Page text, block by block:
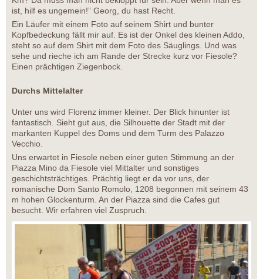
ist, hilf es ungemein!” Georg, du hast Recht.
Ein Läufer mit einem Foto auf seinem Shirt und bunter
Kopfbedeckung fällt mir auf. Es ist der Onkel des kleinen Addo,
steht so auf dem Shirt mit dem Foto des Säuglings. Und was
sehe und rieche ich am Rande der Strecke kurz vor Fiesole?
Einen prächtigen Ziegenbock.
Durchs Mittelalter
Unter uns wird Florenz immer kleiner. Der Blick hinunter ist
fantastisch. Sieht gut aus, die Silhouette der Stadt mit der
markanten Kuppel des Doms und dem Turm des Palazzo
Vecchio.
Uns erwartet in Fiesole neben einer guten Stimmung an der
Piazza Mino da Fiesole viel Mittalter und sonstiges
geschichtsträchtiges. Prächtig liegt er da vor uns, der
romanische Dom Santo Romolo, 1208 begonnen mit seinem 43
m hohen Glockenturm. An der Piazza sind die Cafes gut
besucht. Wir erfahren viel Zuspruch.